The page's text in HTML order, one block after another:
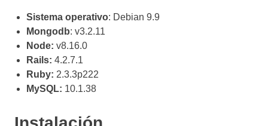
Sistema operativo: Debian 9.9
Mongodb: v3.2.11
Node: v8.16.0
Rails: 4.2.7.1
Ruby: 2.3.3p222
MySQL: 10.1.38